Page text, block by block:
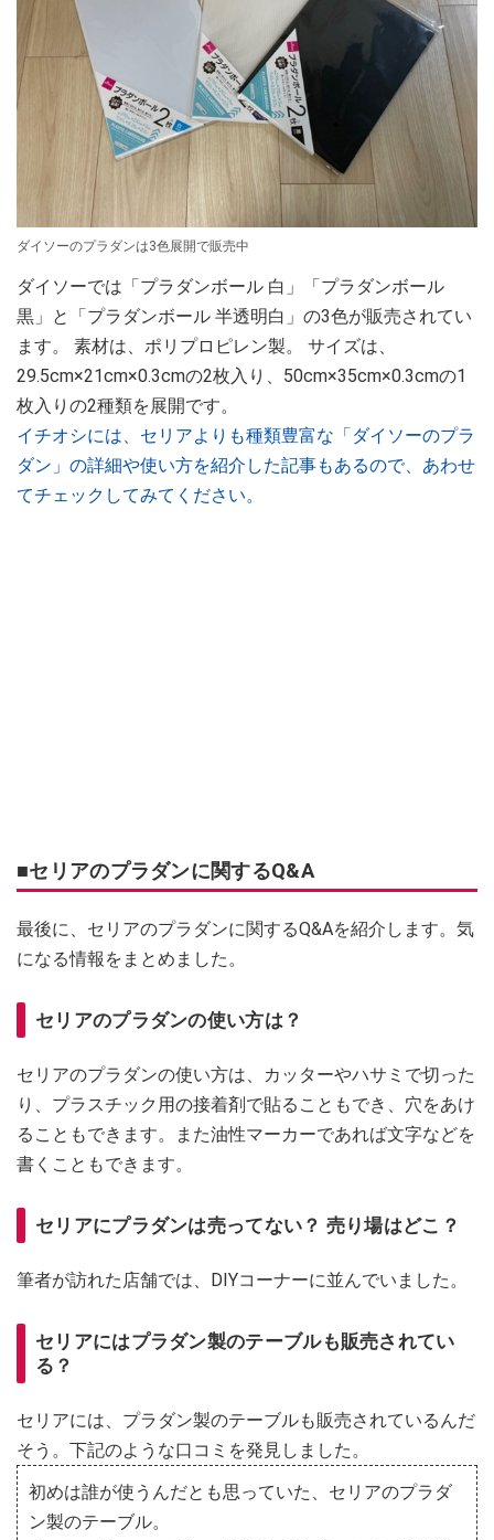
ダイソーのプラダンは3色展開で販売中
ダイソーでは「プラダンボール 白」「プラダンボール
黒」と「プラダンボール 半透明白」の3色が販売されてい
ます。 素材は、ポリプロピレン製。 サイズは、
29.5cm×21cm×0.3cmの2枚入り、50cm×35cm×0.3cmの1
枚入りの2種類を展開です。
イチオシには、セリアよりも種類豊富な「ダイソーのプラ
ダン」の詳細や使い方を紹介した記事もあるので、あわせ
てチェックしてみてください。
■セリアのプラダンに関するQ&A
最後に、セリアのプラダンに関するQ&Aを紹介します。気
になる情報をまとめました。
セリアのプラダンの使い方は？
セリアのプラダンの使い方は、カッターやハサミで切った
り、プラスチック用の接着剤で貼ることもでき、穴をあけ
ることもできます。また油性マーカーであれば文字などを
書くこともできます。
セリアにプラダンは売ってない？ 売り場はどこ？
筆者が訪れた店舗では、DIYコーナーに並んでいました。
セリアにはプラダン製のテーブルも販売されてい
る？
セリアには、プラダン製のテーブルも販売されているんだ
そう。下記のような口コミを発見しました。
初めは誰が使うんだとも思っていた、セリアのプラダ
ン製のテーブル。